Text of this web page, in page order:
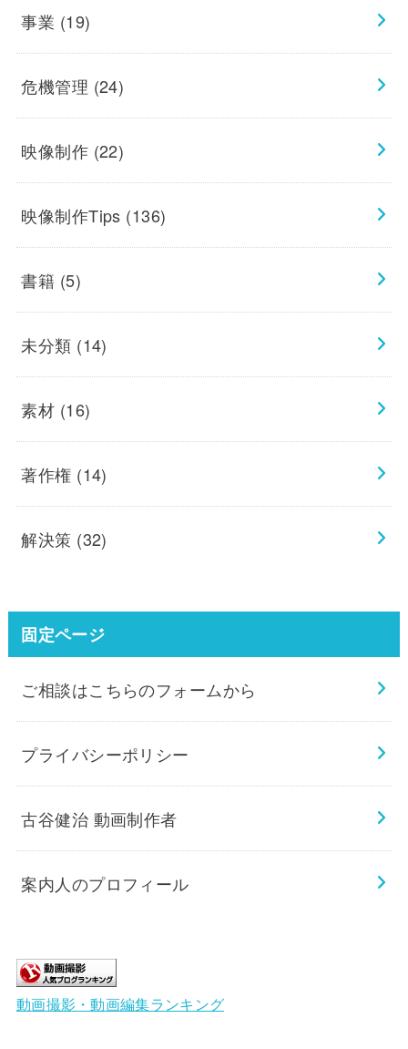
事業 (19)
危機管理 (24)
映像制作 (22)
映像制作Tips (136)
書籍 (5)
未分類 (14)
素材 (16)
著作権 (14)
解決策 (32)
固定ページ
ご相談はこちらのフォームから
プライバシーポリシー
古谷健治 動画制作者
案内人のプロフィール
動画撮影・動画編集ランキング